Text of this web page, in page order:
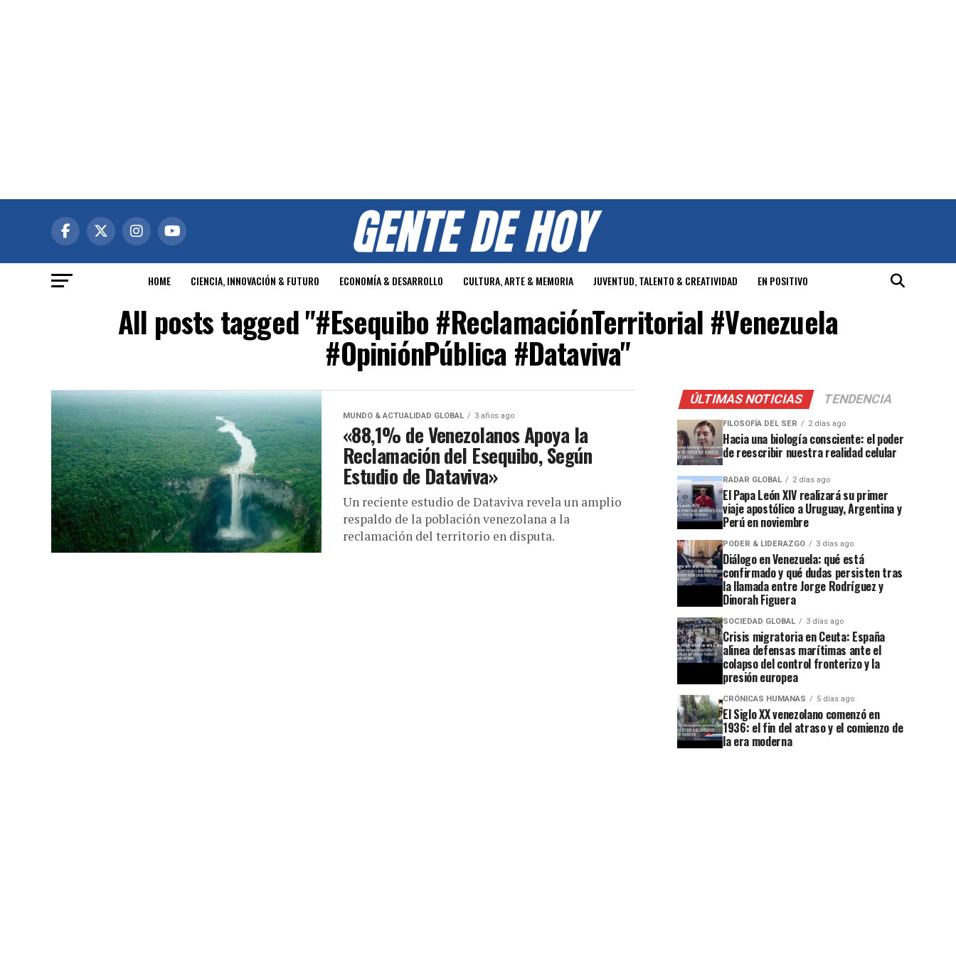
HOME CIENCIA, INNOVACIÓN & FUTURO ECONOMÍA & DESARROLLO CULTURA, ARTE & MEMORIA JUVENTUD, TALENTO & CREATIVIDAD EN POSITIVO
All posts tagged "#Esequibo #ReclamaciónTerritorial #Venezuela
#OpiniónPública #Dataviva"
MUNDO & ACTUALIDAD GLOBAL 3 años ago
«88,1% de Venezolanos Apoya la
Reclamación del Esequibo, Según
Estudio de Dataviva»
Un reciente estudio de Dataviva revela un amplio
respaldo de la población venezolana a la
reclamación del territorio en disputa.
ÚLTIMAS NOTICIAS TENDENCIA
FILOSOFÍA DEL SER 2 días ago
Hacia una biología consciente: el poder
de reescribir nuestra realidad celular
RADAR GLOBAL 2 días ago
El Papa León XIV realizará su primer
viaje apostólico a Uruguay, Argentina y
Perú en noviembre
PODER & LIDERAZGO 3 días ago
Diálogo en Venezuela: qué está
confirmado y qué dudas persisten tras
la llamada entre Jorge Rodríguez y
Dinorah Figuera
SOCIEDAD GLOBAL 3 días ago
Crisis migratoria en Ceuta: España
alinea defensas marítimas ante el
colapso del control fronterizo y la
presión europea
CRÓNICAS HUMANAS 5 días ago
El Siglo XX venezolano comenzó en
1936: el fin del atraso y el comienzo de
la era moderna